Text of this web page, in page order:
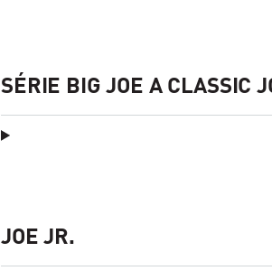
SÉRIE BIG JOE A CLASSIC
JOE JR.